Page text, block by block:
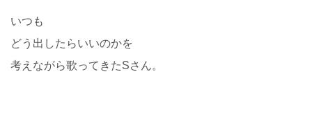
いつも
どう出したらいいのかを
考えながら歌ってきたSさん。